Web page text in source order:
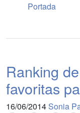
Portada
Ranking
favoritas
16/06/2014 Sonia